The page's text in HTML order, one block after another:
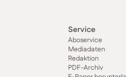
Service
Aboservice
Mediadaten
Redaktion
PDF-Archiv